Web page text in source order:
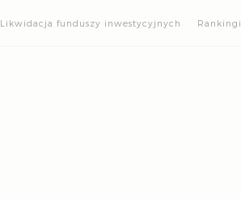
Likwidacja funduszy inwestycyjnych Rankingi